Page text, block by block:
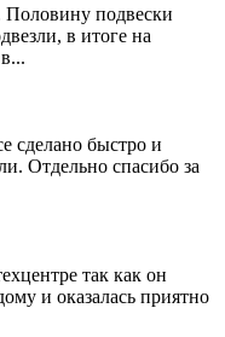
подвески
в итоге на
сделано быстро и
Отдельно спасибо за
так как он
и оказалась приятно